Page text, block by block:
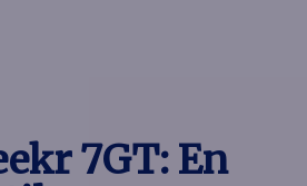
7GT: En